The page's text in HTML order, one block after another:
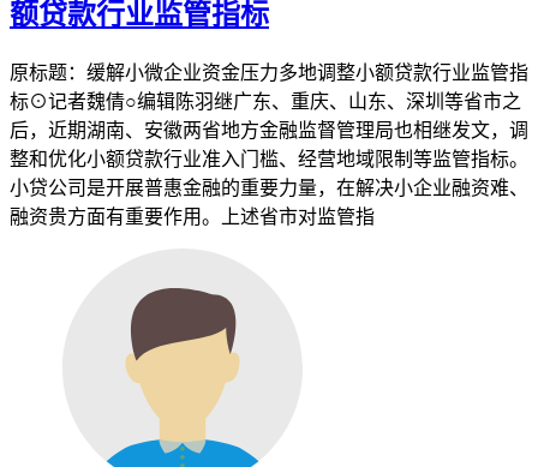
额贷款行业监管指标
原标题：缓解小微企业资金压力多地调整小额贷款行业监管指
标⊙记者魏倩○编辑陈羽继广东、重庆、山东、深圳等省市之
后，近期湖南、安徽两省地方金融监督管理局也相继发文，调
整和优化小额贷款行业准入门槛、经营地域限制等监管指标。
小贷公司是开展普惠金融的重要力量，在解决小企业融资难、
融资贵方面有重要作用。上述省市对监管指